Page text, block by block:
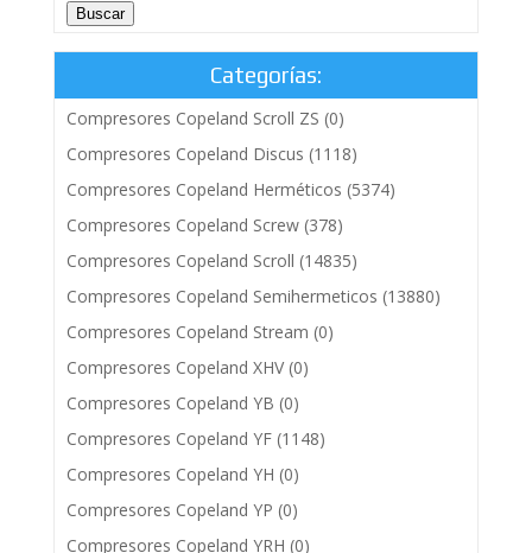
Buscar
Categorías:
Compresores Copeland Scroll ZS (0)
Compresores Copeland Discus (1118)
Compresores Copeland Herméticos (5374)
Compresores Copeland Screw (378)
Compresores Copeland Scroll (14835)
Compresores Copeland Semihermeticos (13880)
Compresores Copeland Stream (0)
Compresores Copeland XHV (0)
Compresores Copeland YB (0)
Compresores Copeland YF (1148)
Compresores Copeland YH (0)
Compresores Copeland YP (0)
Compresores Copeland YRH (0)